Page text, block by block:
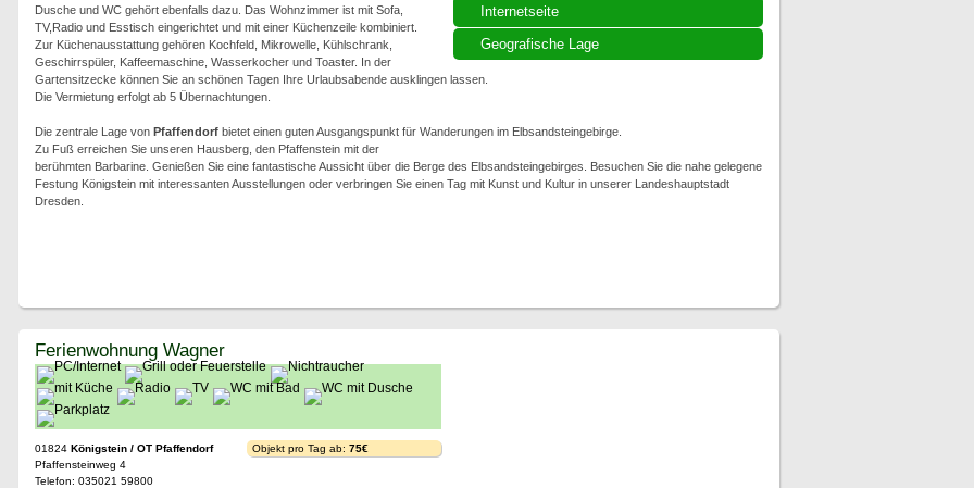
Internetseite
Geografische Lage
Dusche und WC gehört ebenfalls dazu. Das Wohnzimmer ist mit Sofa,
TV,Radio und Esstisch eingerichtet und mit einer Küchenzeile kombiniert.
Zur Küchenausstattung gehören Kochfeld, Mikrowelle, Kühlschrank,
Geschirrspüler, Kaffeemaschine, Wasserkocher und Toaster. In der
Gartensitzecke können Sie an schönen Tagen Ihre Urlaubsabende ausklingen lassen.
Die Vermietung erfolgt ab 5 Übernachtungen.
Die zentrale Lage von Pfaffendorfbietet einen guten Ausgangspunkt für Wanderungen im Elbsandsteingebirge.
Zu Fuß erreichen Sie unseren Hausberg, den Pfaffenstein mit der
berühmten Barbarine. Genießen Sie eine fantastische Aussicht über die Berge des Elbsandsteingebirges. Besuchen Sie die nahe gelegene
Festung Königstein mit interessanten Ausstellungen oder verbringen Sie einen Tag mit Kunst und Kultur in unserer Landeshauptstadt
Dresden.
Ferienwohnung Wagner
01824 Königstein / OT Pfaffendorf
Pfaffensteinweg 4
Telefon: 035021 59800
Objekt pro Tag ab: 75€